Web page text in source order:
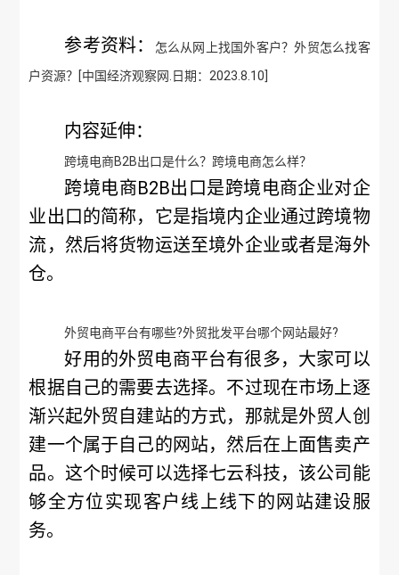
参考资料：
怎么从网上找国外客户？外贸怎么找客
户资源？[中国经济观察网.日期：2023.8.10]
内容延伸：
跨境电商B2B出口是什么？跨境电商怎么样？
跨境电商B2B出口是跨境电商企业对企
业出口的简称，它是指境内企业通过跨境物
流，然后将货物运送至境外企业或者是海外
仓。
外贸电商平台有哪些?外贸批发平台哪个网站最好?
好用的外贸电商平台有很多，大家可以
根据自己的需要去选择。不过现在市场上逐
渐兴起外贸自建站的方式，那就是外贸人创
建一个属于自己的网站，然后在上面售卖产
品。这个时候可以选择七云科技，该公司能
够全方位实现客户线上线下的网站建设服
务。